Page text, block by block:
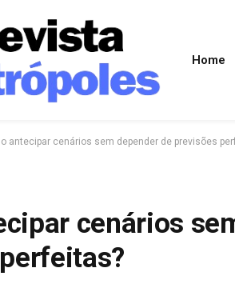
Home
antecipar cenários sem depender de previsões
cenários